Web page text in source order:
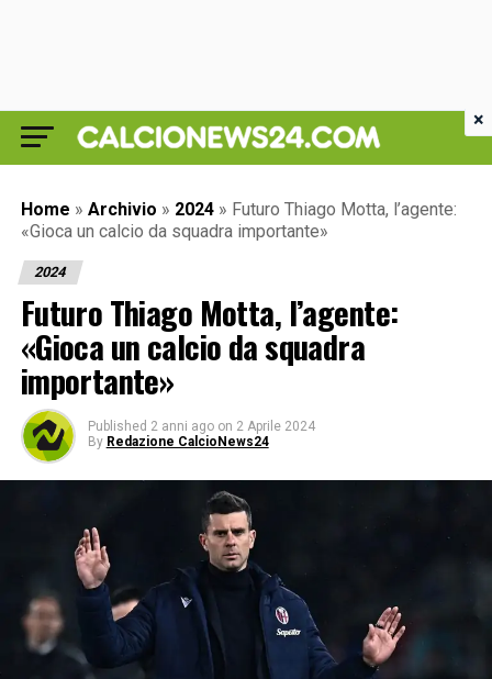
Home » Archivio » 2024 » Futuro Thiago Motta, l’agente:
«Gioca un calcio da squadra importante»
2024
Futuro Thiago Motta, l’agente:
«Gioca un calcio da squadra
importante»
Published 2 anni ago on 2 Aprile 2024
By Redazione CalcioNews24
×